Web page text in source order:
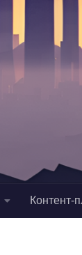
Контент-